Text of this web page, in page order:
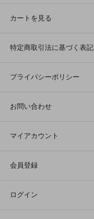
カートを見る
特定商取引法に基づく表記
プライバシーポリシー
お問い合わせ
マイアカウント
会員登録
ログイン